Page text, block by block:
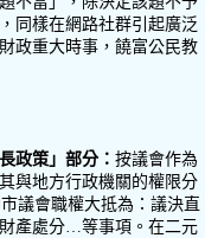
同樣在網路社群引起廣泛
政重大時事，饒富公民教
政策」部分： 按議會作為
與地方行政機關的權限分
議會職權大抵為：議決直
產處分…等事項。在二元